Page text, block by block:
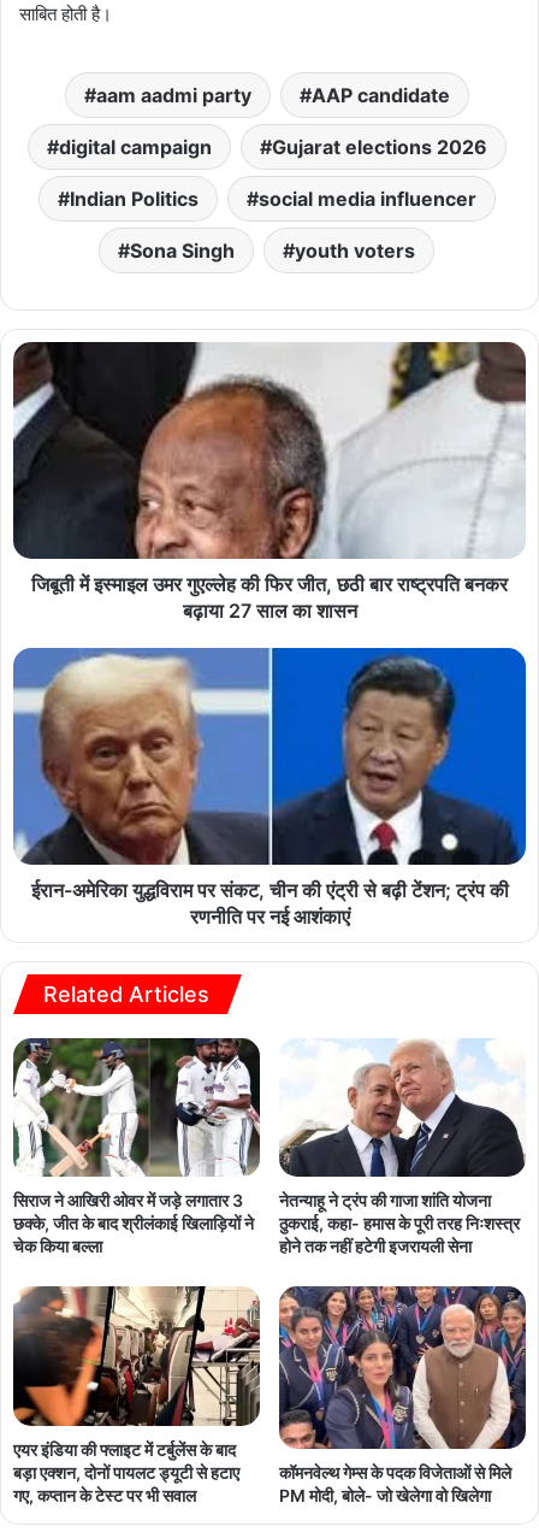
साबित होती है।
aam aadmi party AAP candidate
digital campaign Gujarat elections 2026
Indian Politics social media influencer
Sona Singh youth voters
जिबूती में इस्माइल उमर गुएल्लेह की फिर जीत, छठी बार राष्ट्रपति बनकर
बढ़ाया 27 साल का शासन
ईरान-अमेरिका युद्धविराम पर संकट, चीन की एंट्री से बढ़ी टेंशन; ट्रंप की
रणनीति पर नई आशंकाएं
Related Articles
सिराज ने आखिरी ओवर में जड़े लगातार 3
छक्के, जीत के बाद श्रीलंकाई खिलाड़ियों ने
चेक किया बल्ला
नेतन्याहू ने ट्रंप की गाजा शांति योजना
ठुकराई, कहा- हमास के पूरी तरह निःशस्त्र
होने तक नहीं हटेगी इजरायली सेना
एयर इंडिया की फ्लाइट में टर्बुलेंस के बाद
बड़ा एक्शन, दोनों पायलट ड्यूटी से हटाए
गए, कप्तान के टेस्ट पर भी सवाल
कॉमनवेल्थ गेम्स के पदक विजेताओं से मिले
PM मोदी, बोले- जो खेलेगा वो खिलेगा